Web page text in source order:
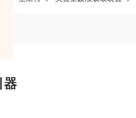
器